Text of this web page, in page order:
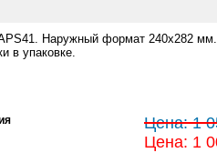
Наружный формат 240x282
в упаковке.
Цена: 1
Цена: 1